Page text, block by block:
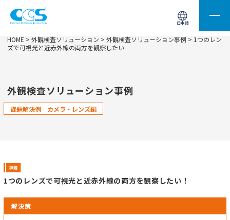
日本語
画像処理用の製品検索 サイト内検索(Enterで実行)
HOME > 外観検査ソリューション > 外観検査ソリューション事例 > 1つのレン
ズで可視光と近赤外線の両方を観察したい
外観検査ソリューション事例
課題解決例 カメラ・レンズ編
1つのレンズで可視光と近赤外線の両方を観察したい！
解決策